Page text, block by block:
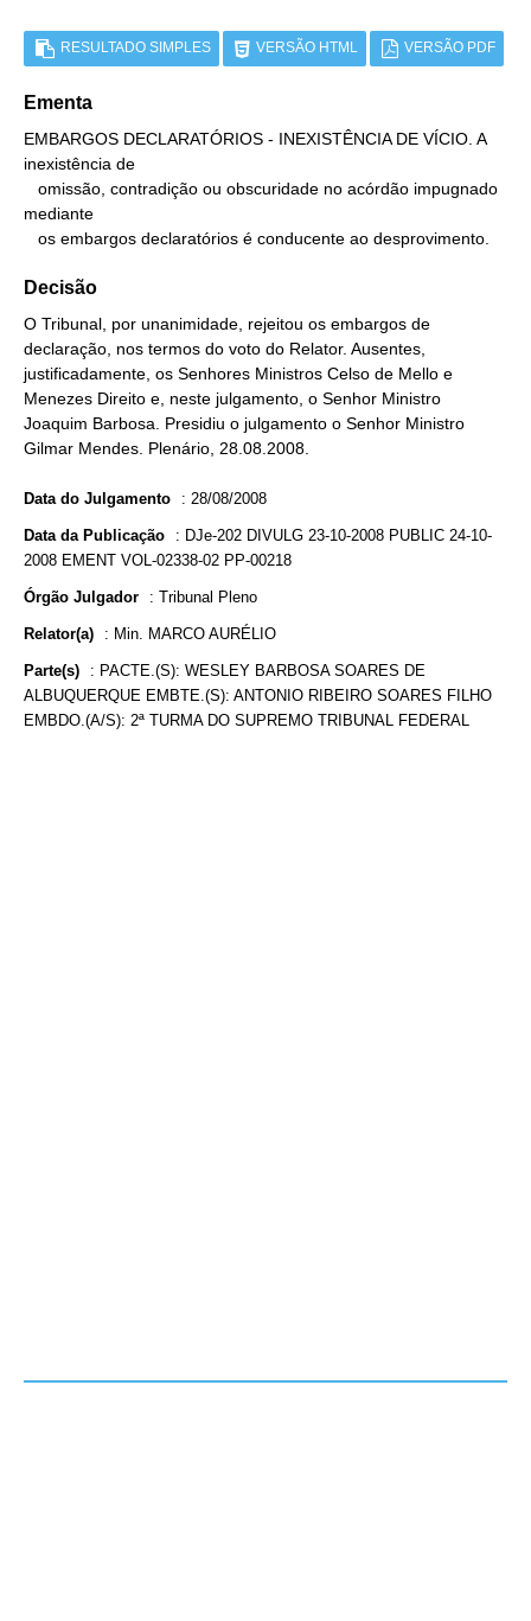
RESULTADO SIMPLES VERSÃO HTML VERSÃO PDF
Ementa
EMBARGOS DECLARATÓRIOS - INEXISTÊNCIA DE VÍCIO. A
inexistência de
mediante
   os embargos declaratórios é conducente ao desprovimento.
Decisão
O Tribunal, por unanimidade, rejeitou os embargos de
declaração, nos termos do voto do Relator. Ausentes,
justificadamente, os Senhores Ministros Celso de Mello e
Menezes Direito e, neste julgamento, o Senhor Ministro
Joaquim Barbosa. Presidiu o julgamento o Senhor Ministro
Gilmar Mendes. Plenário, 28.08.2008.
Data do Julgamento : 28/08/2008
Data da Publicação : DJe-202 DIVULG 23-10-2008 PUBLIC 24-10-
2008 EMENT VOL-02338-02 PP-00218
Órgão Julgador : Tribunal Pleno
Relator(a) : Min. MARCO AURÉLIO
Parte(s) : PACTE.(S): WESLEY BARBOSA SOARES DE
ALBUQUERQUE EMBTE.(S): ANTONIO RIBEIRO SOARES FILHO
EMBDO.(A/S): 2ª TURMA DO SUPREMO TRIBUNAL FEDERAL